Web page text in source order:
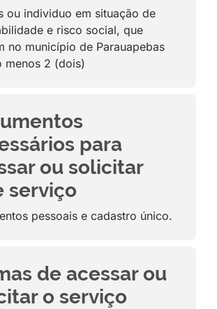
ou individuo em situação de
e risco social, que
no município de Parauapebas
menos 2 (dois)
para
ou solicitar
serviço
pessoais e cadastro único.
de acessar ou
o serviço